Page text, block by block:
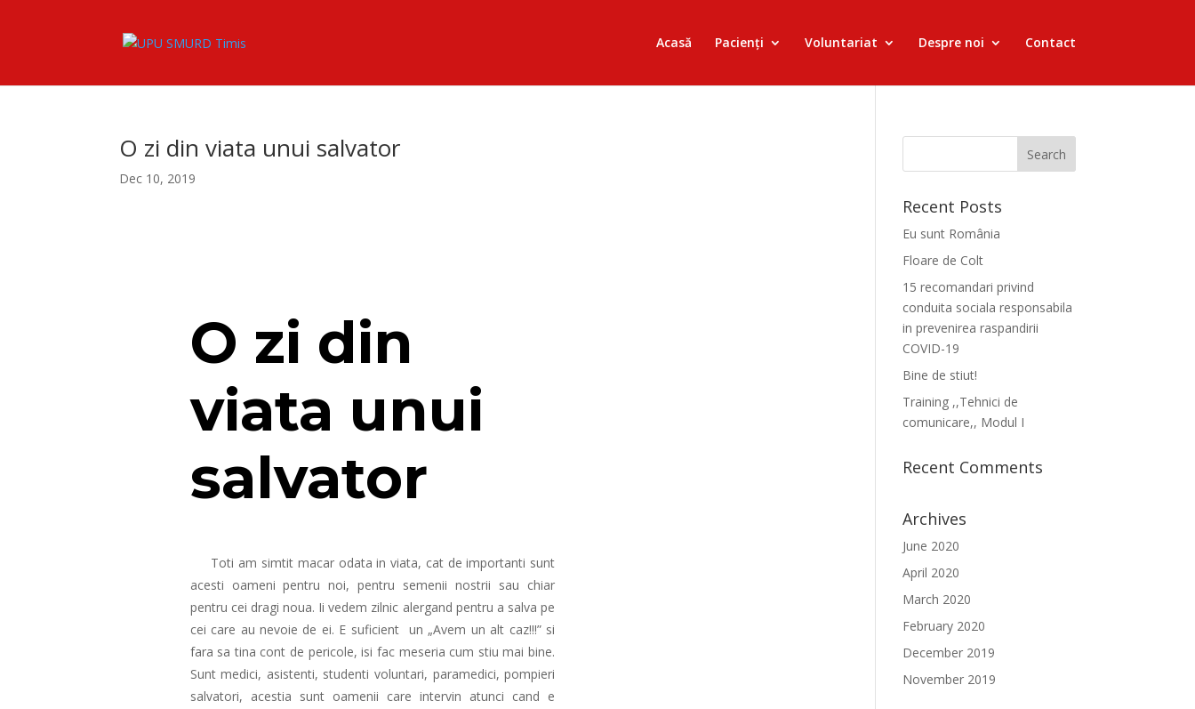
Acasă Pacienți Voluntariat Despre noi Contact
O zi din viata unui salvator
Dec 10, 2019
O zi din
viata unui
salvator
Toti am simtit macar odata in viata, cat de importanti sunt
acesti oameni pentru noi, pentru semenii nostrii sau chiar
pentru cei dragi noua. Ii vedem zilnic alergand pentru a salva pe
cei care au nevoie de ei. E suficient un „Avem un alt caz!!!” si
fara sa tina cont de pericole, isi fac meseria cum stiu mai bine.
Sunt medici, asistenti, studenti voluntari, paramedici, pompieri
salvatori, acestia sunt oamenii care intervin atunci cand e
Recent Posts
Eu sunt România
Floare de Colt
15 recomandari privind
conduita sociala responsabila
in prevenirea raspandirii
COVID-19
Bine de stiut!
Training ,,Tehnici de
comunicare,, Modul I
Recent Comments
Archives
June 2020
April 2020
March 2020
February 2020
December 2019
November 2019